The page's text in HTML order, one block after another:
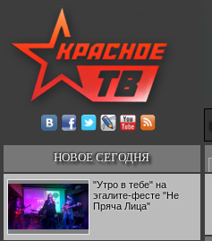
НОВОЕ СЕГОДНЯ
"Утро в тебе" на
эгалите-фесте "Не
Пряча Лица"